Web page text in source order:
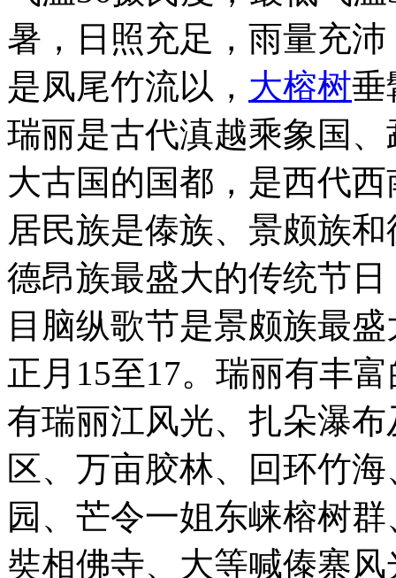
暑，日照充足，雨量充
是凤尾竹流以， 大榕树垂
瑞丽是古代滇越乘象国
大古国的国都，是西代
居民族是傣族、景颇族
德昂族最盛大的传统节
目脑纵歌节是景颇族最
正月15至17。瑞丽有丰
有瑞丽江风光、扎朵瀑
区、万亩胶林、回环竹
园、芒令一姐东崃榕树
奘相佛寺、大等喊傣寨